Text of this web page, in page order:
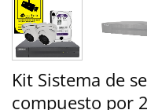
Kit Sistema de
compuesto por